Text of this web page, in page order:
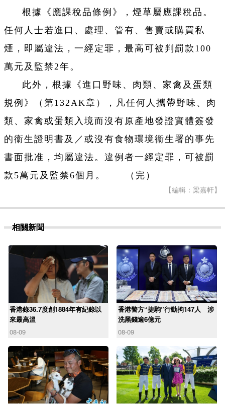
根據《應課稅品條例》，煙草屬應課稅品。
任何人士若進口、處理、管有、售賣或購買私
煙，即屬違法，一經定罪，最高可被判罰款100
萬元及監禁2年。
此外，根據《進口野味、肉類、家禽及蛋類
規例》（第132AK章），凡任何人攜帶野味、肉
類、家禽或蛋類入境而沒有原產地發證實體簽發
的衞生證明書及／或沒有食物環境衞生署的事先
書面批准，均屬違法。違例者一經定罪，可被罰
款5萬元及監禁6個月。 （完）
【編輯：梁嘉軒】
相關新聞
香港錄36.7度創1884年有紀錄以
來最高溫
08-09
香港警方“捷駒”行動拘147人 涉
洗黑錢逾6億元
08-09